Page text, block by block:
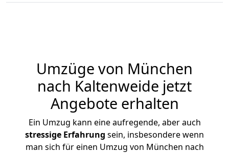
Umzüge von München
nach Kaltenweide jetzt
Angebote erhalten
Ein Umzug kann eine aufregende, aber auch
stressige Erfahrung sein, insbesondere wenn
man sich für einen Umzug von München nach